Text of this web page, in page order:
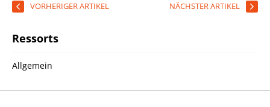
VORHERIGER ARTIKEL NÄCHSTER ARTIKEL
Ressorts
Allgemein